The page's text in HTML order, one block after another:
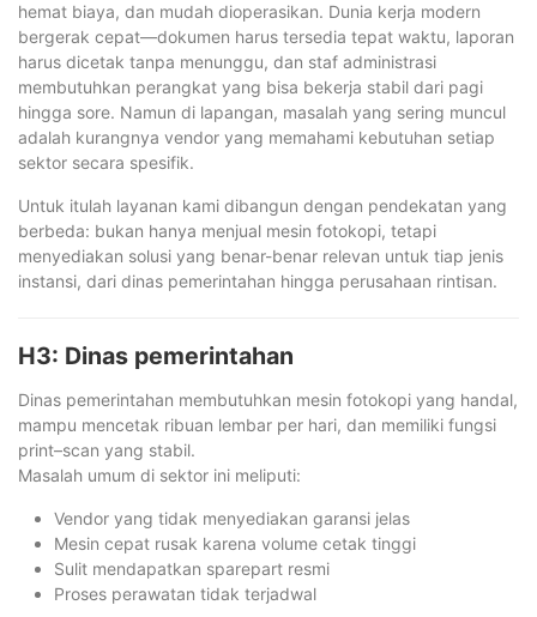
hemat biaya, dan mudah dioperasikan. Dunia kerja modern
bergerak cepat—dokumen harus tersedia tepat waktu, laporan
harus dicetak tanpa menunggu, dan staf administrasi
membutuhkan perangkat yang bisa bekerja stabil dari pagi
hingga sore. Namun di lapangan, masalah yang sering muncul
adalah kurangnya vendor yang memahami kebutuhan setiap
sektor secara spesifik.
Untuk itulah layanan kami dibangun dengan pendekatan yang
berbeda: bukan hanya menjual mesin fotokopi, tetapi
menyediakan solusi yang benar-benar relevan untuk tiap jenis
instansi, dari dinas pemerintahan hingga perusahaan rintisan.
H3: Dinas pemerintahan
Dinas pemerintahan membutuhkan mesin fotokopi yang handal,
mampu mencetak ribuan lembar per hari, dan memiliki fungsi
print–scan yang stabil.
Masalah umum di sektor ini meliputi:
Vendor yang tidak menyediakan garansi jelas
Mesin cepat rusak karena volume cetak tinggi
Sulit mendapatkan sparepart resmi
Proses perawatan tidak terjadwal